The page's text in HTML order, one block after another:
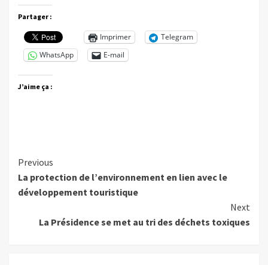
Partager :
Imprimer
Telegram
WhatsApp
E-mail
J’aime ça :
Continue
Reading
Previous
La protection de l’environnement en lien avec le
développement touristique
Next
La Présidence se met au tri des déchets toxiques